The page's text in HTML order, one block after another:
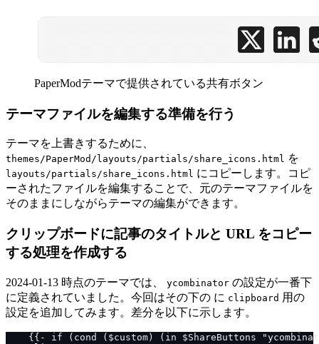
PaperModテーマで提供されている共有ボタン
テーマファイルを編集する準備を行う
テーマを上書きするために、
themes/PaperMod/layouts/partials/share_icons.html を
layouts/partials/share_icons.html にコピーします。コピ
ーされたファイルを編集することで、元のテーマファイルを
そのままにしながらテーマの編集ができます。
クリップボードに記事のタイトルと URL をコピー
する処理を作成する
2024-01-13 時点のテーマでは、 ycombinator の設定が一番下
に定義されていました。今回はその下の に clipboard 用の
設定を追加してみます。差分を以下に示します。